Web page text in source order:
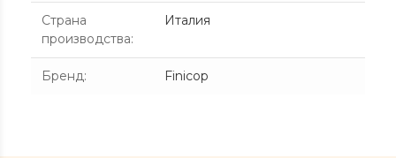
Страна
производства:
Италия
Бренд: Finicop